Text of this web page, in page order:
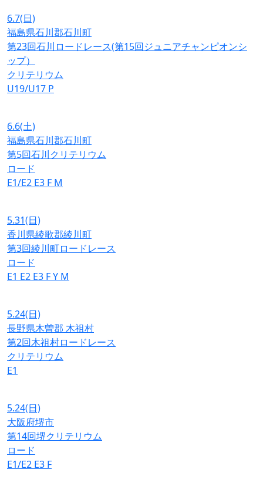
6.7(日)
福島県石川郡石川町
第23回石川ロードレース(第15回ジュニアチャンピオンシ
ップ）
クリテリウム
U19/U17 P
6.6(土)
福島県石川郡石川町
第5回石川クリテリウム
ロード
E1/E2 E3 F M
5.31(日)
香川県綾歌郡綾川町
第3回綾川町ロードレース
ロード
E1 E2 E3 FY M
5.24(日)
長野県木曽郡 木祖村
第2回木祖村ロードレース
クリテリウム
E1
5.24(日)
大阪府堺市
第14回堺クリテリウム
ロード
E1/E2 E3 F